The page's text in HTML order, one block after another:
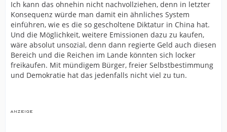
Ich kann das ohnehin nicht nachvollziehen, denn in letzter
Konsequenz würde man damit ein ähnliches System
einführen, wie es die so gescholtene Diktatur in China hat.
Und die Möglichkeit, weitere Emissionen dazu zu kaufen,
wäre absolut unsozial, denn dann regierte Geld auch diesen
Bereich und die Reichen im Lande könnten sich locker
freikaufen. Mit mündigem Bürger, freier Selbstbestimmung
und Demokratie hat das jedenfalls nicht viel zu tun.